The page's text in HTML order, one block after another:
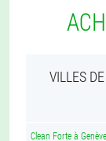
VILLES
Clean Forte à Genève